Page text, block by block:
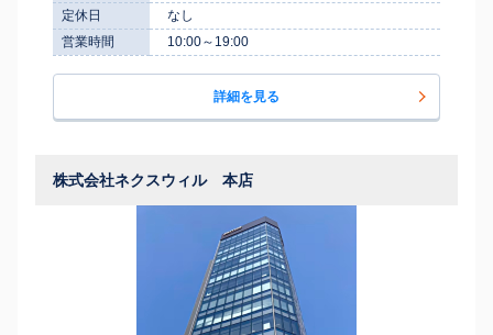
定休日
なし
営業時間
10:00～19:00
詳細を見る
株式会社ネクスウィル 本店